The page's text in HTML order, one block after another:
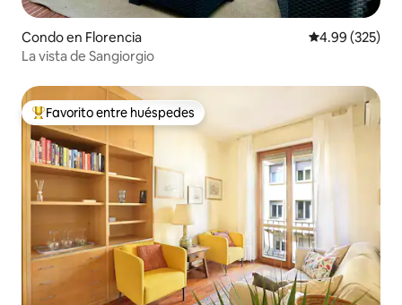
Condo en Florencia Calificación
4.99 (325)
La vista de Sangiorgio
Favorito entre huéspedes preferido
Favorito entre huéspedes